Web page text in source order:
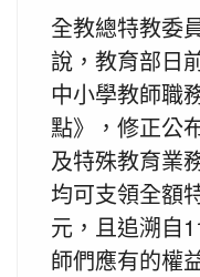
全教總特教委
說，教育部日
中小學教師職
點》，修正公
及特殊教育業
均可支領全額
元，且追溯自
師們應有的權